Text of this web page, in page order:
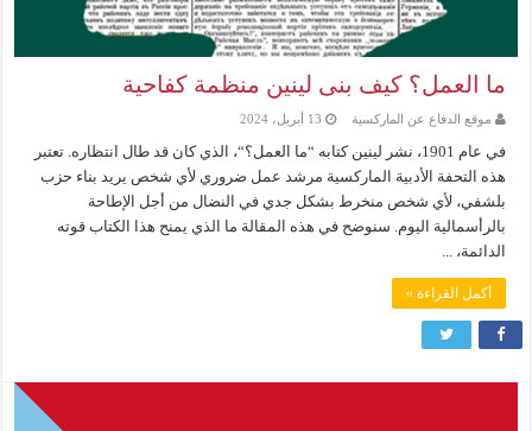
ما العمل؟ كيف بنى لينين منظمة كفاحية
موقع الدفاع عن الماركسية 13 أبريل، 2024
في عام 1901، نشر لينين كتابه “ما العمل؟“، الذي كان قد طال انتظاره. تعتبر
هذه التحفة الأدبية الماركسية مرشد عمل ضروري لأي شخص يريد بناء حزب
بلشفي، لأي شخص منخرط بشكل جدي في النضال من أجل الإطاحة
بالرأسمالية اليوم. سنوضح في هذه المقالة ما الذي يمنح هذا الكتاب قوته
الدائمة، ...
أكمل القراءة »